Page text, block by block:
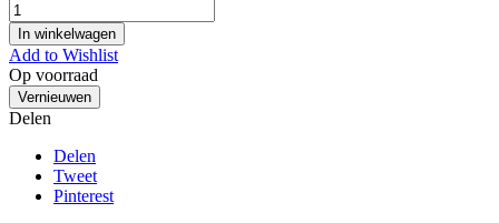
In winkelwagen
Add to Wishlist
Op voorraad
Delen
Delen
Tweet
Pinterest